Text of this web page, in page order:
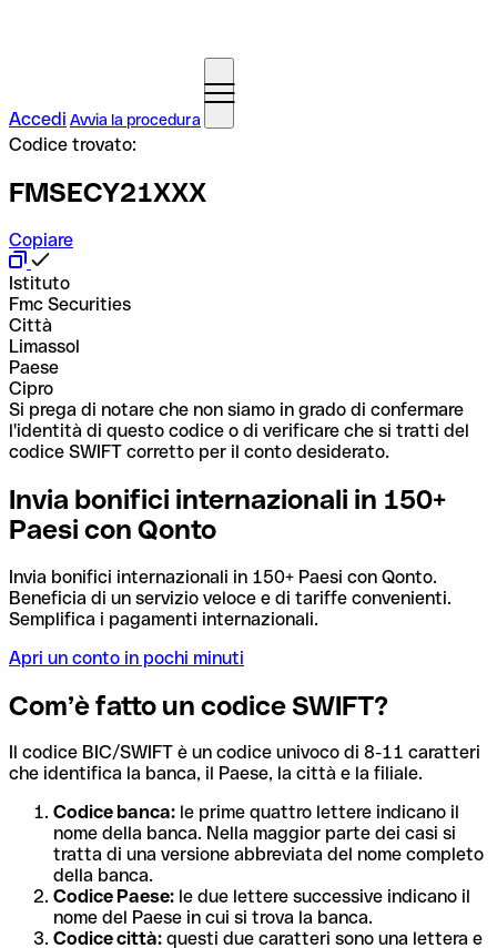
Accedi Avvia la procedura
Codice trovato:
FMSECY21XXX
Copiare
Istituto
Fmc Securities
Città
Limassol
Paese
Cipro
Si prega di notare che non siamo in grado di confermare
l'identità di questo codice o di verificare che si tratti del
codice SWIFT corretto per il conto desiderato.
Invia bonifici internazionali in 150+
Paesi con Qonto
Invia bonifici internazionali in 150+ Paesi con Qonto.
Beneficia di un servizio veloce e di tariffe convenienti.
Semplifica i pagamenti internazionali.
Apri un conto in pochi minuti
Com’è fatto un codice SWIFT?
Il codice BIC/SWIFT è un codice univoco di 8-11 caratteri
che identifica la banca, il Paese, la città e la filiale.
Codice banca: le prime quattro lettere indicano il
nome della banca. Nella maggior parte dei casi si
tratta di una versione abbreviata del nome completo
della banca.
Codice Paese: le due lettere successive indicano il
nome del Paese in cui si trova la banca.
Codice città: questi due caratteri sono una lettera e